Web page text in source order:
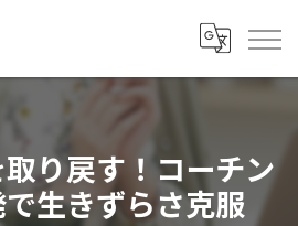
り戻す！コーチン
生きずらさ克服